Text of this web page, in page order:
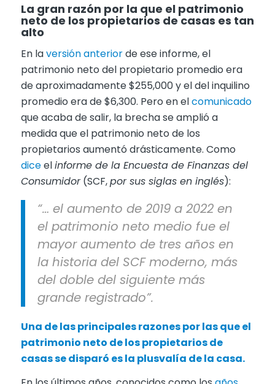
La gran razón por la que el patrimonio
neto de los propietarios de casas es tan
alto
En laversión anteriorde ese informe, el
patrimonio neto del propietario promedio era
de aproximadamente $255,000 y el del inquilino
promedio era de $6,300. Pero en elcomunicado
que acaba de salir, la brecha se amplió a
medida que el patrimonio neto de los
propietarios aumentó drásticamente. Como
diceelinforme de la Encuesta de Finanzas del
Consumidor(SCF,por sus siglas en inglés):
“… el aumento de 2019 a 2022 en
el patrimonio neto medio fue el
mayor aumento de tres años en
la historia del SCF moderno, más
del doble del siguiente más
grande registrado”.
Una de las principales razones por las que el
patrimonio neto de los propietarios de
casas se disparó es la plusvalía de la casa.